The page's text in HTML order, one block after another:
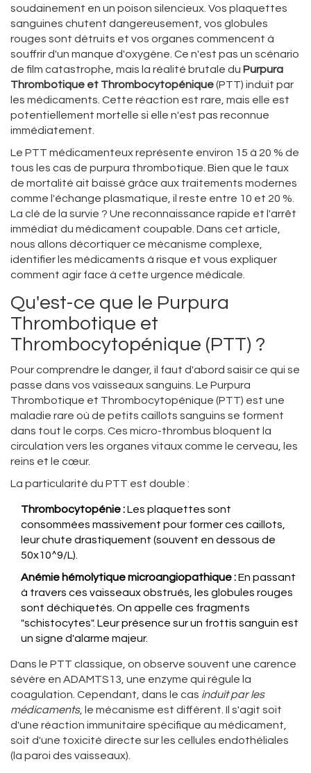
soudainement en un poison silencieux. Vos plaquettes
sanguines chutent dangereusement, vos globules
rouges sont détruits et vos organes commencent à
souffrir d'un manque d'oxygène. Ce n'est pas un scénario
de film catastrophe, mais la réalité brutale du Purpura
Thrombotique et Thrombocytopénique(PTT) induit par
les médicaments. Cette réaction est rare, mais elle est
potentiellement mortelle si elle n'est pas reconnue
immédiatement.
Le PTT médicamenteux représente environ 15 à 20 % de
tous les cas de purpura thrombotique. Bien que le taux
de mortalité ait baissé grâce aux traitements modernes
comme l'échange plasmatique, il reste entre 10 et 20 %.
La clé de la survie ? Une reconnaissance rapide et l'arrêt
immédiat du médicament coupable. Dans cet article,
nous allons décortiquer ce mécanisme complexe,
identifier les médicaments à risque et vous expliquer
comment agir face à cette urgence médicale.
Qu'est-ce que le Purpura
Thrombotique et
Thrombocytopénique (PTT) ?
Pour comprendre le danger, il faut d'abord saisir ce qui se
passe dans vos vaisseaux sanguins. Le Purpura
Thrombotique et Thrombocytopénique (PTT) est une
maladie rare où de petits caillots sanguins se forment
dans tout le corps. Ces micro-thrombus bloquent la
circulation vers les organes vitaux comme le cerveau, les
reins et le cœur.
La particularité du PTT est double :
Thrombocytopénie :Les plaquettes sont
consommées massivement pour former ces caillots,
leur chute drastiquement (souvent en dessous de
50x10^9/L).
Anémie hémolytique microangiopathique :En passant
à travers ces vaisseaux obstrués, les globules rouges
sont déchiquetés. On appelle ces fragments
"schistocytes". Leur présence sur un frottis sanguin est
un signe d'alarme majeur.
Dans le PTT classique, on observe souvent une carence
sévère en ADAMTS13, une enzyme qui régule la
coagulation. Cependant, dans le cas induit par les
médicaments, le mécanisme est différent. Il s'agit soit
d'une réaction immunitaire spécifique au médicament,
soit d'une toxicité directe sur les cellules endothéliales
(la paroi des vaisseaux).